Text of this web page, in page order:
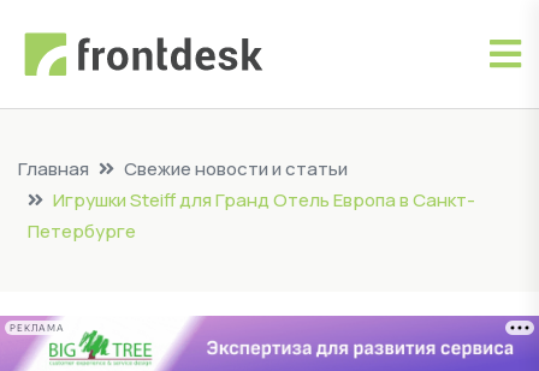
Главная
Свежие новости и статьи
Игрушки Steiff для Гранд Отель Европа в Санкт-
Петербурге
РЕКЛАМА